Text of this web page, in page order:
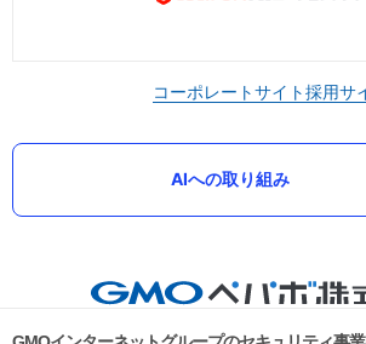
コーポレートサイト採用サ
AIへの取り組み